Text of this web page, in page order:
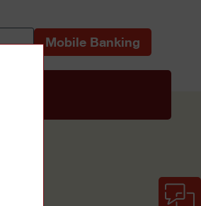
Mobile Banking